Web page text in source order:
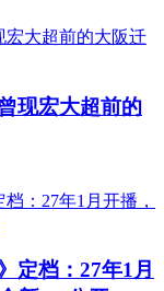
现宏大超前的
定档：27年1月